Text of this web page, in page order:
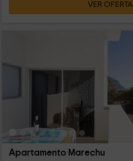
VER OFERTA
Apartamento Marechu